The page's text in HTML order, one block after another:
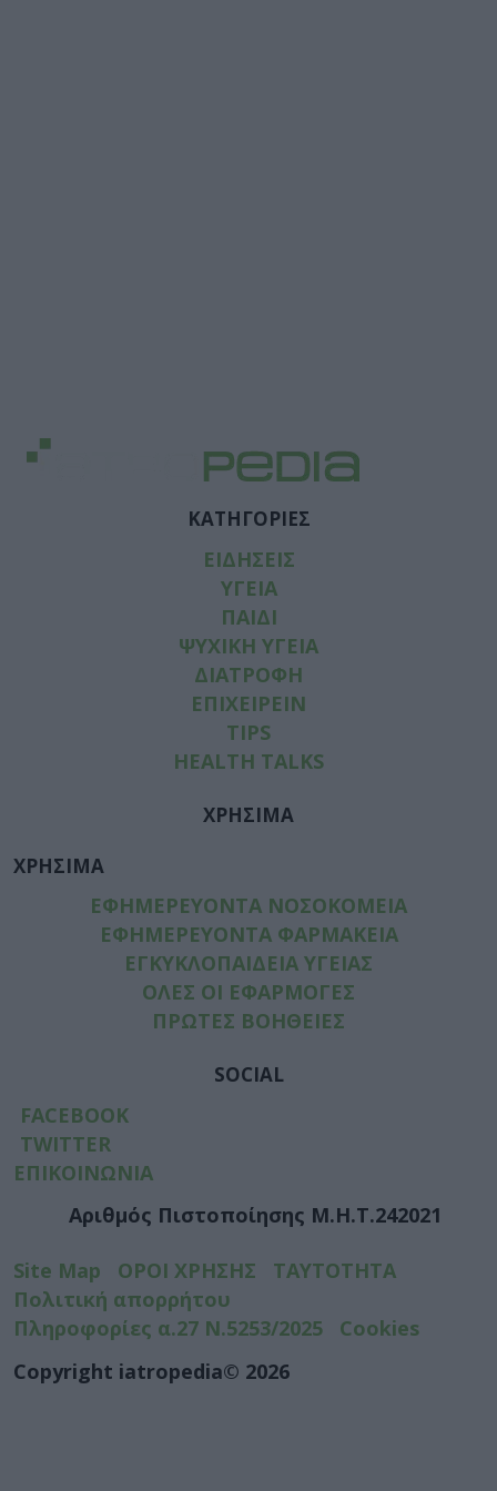
ΚΑΤΗΓΟΡΙΕΣ
ΕΙΔΗΣΕΙΣ
ΥΓΕΙΑ
ΠΑΙΔΙ
ΨΥΧΙΚΗ ΥΓΕΙΑ
ΔΙΑΤΡΟΦΗ
ΕΠΙΧΕΙΡΕΙΝ
TIPS
HEALTH TALKS
ΧΡΗΣΙΜΑ
ΧΡΗΣΙΜΑ
ΕΦΗΜΕΡΕΥΟΝΤΑ ΝΟΣΟΚΟΜΕΙΑ
ΕΦΗΜΕΡΕΥΟΝΤΑ ΦΑΡΜΑΚΕΙΑ
ΕΓΚΥΚΛΟΠΑΙΔΕΙΑ ΥΓΕΙΑΣ
ΟΛΕΣ ΟΙ ΕΦΑΡΜΟΓΕΣ
ΠΡΩΤΕΣ ΒΟΗΘΕΙΕΣ
SOCIAL
FACEBOOK
TWITTER
ΕΠΙΚΟΙΝΩΝΙΑ
Αριθμός Πιστοποίησης Μ.Η.Τ.242021
Site Map ΟΡΟΙ ΧΡΗΣΗΣ
ΤΑΥΤΟΤΗΤΑ
Πολιτική απορρήτου
Πληροφορίες α.27 Ν.5253/2025
Cookies
Copyright iatropedia© 2026